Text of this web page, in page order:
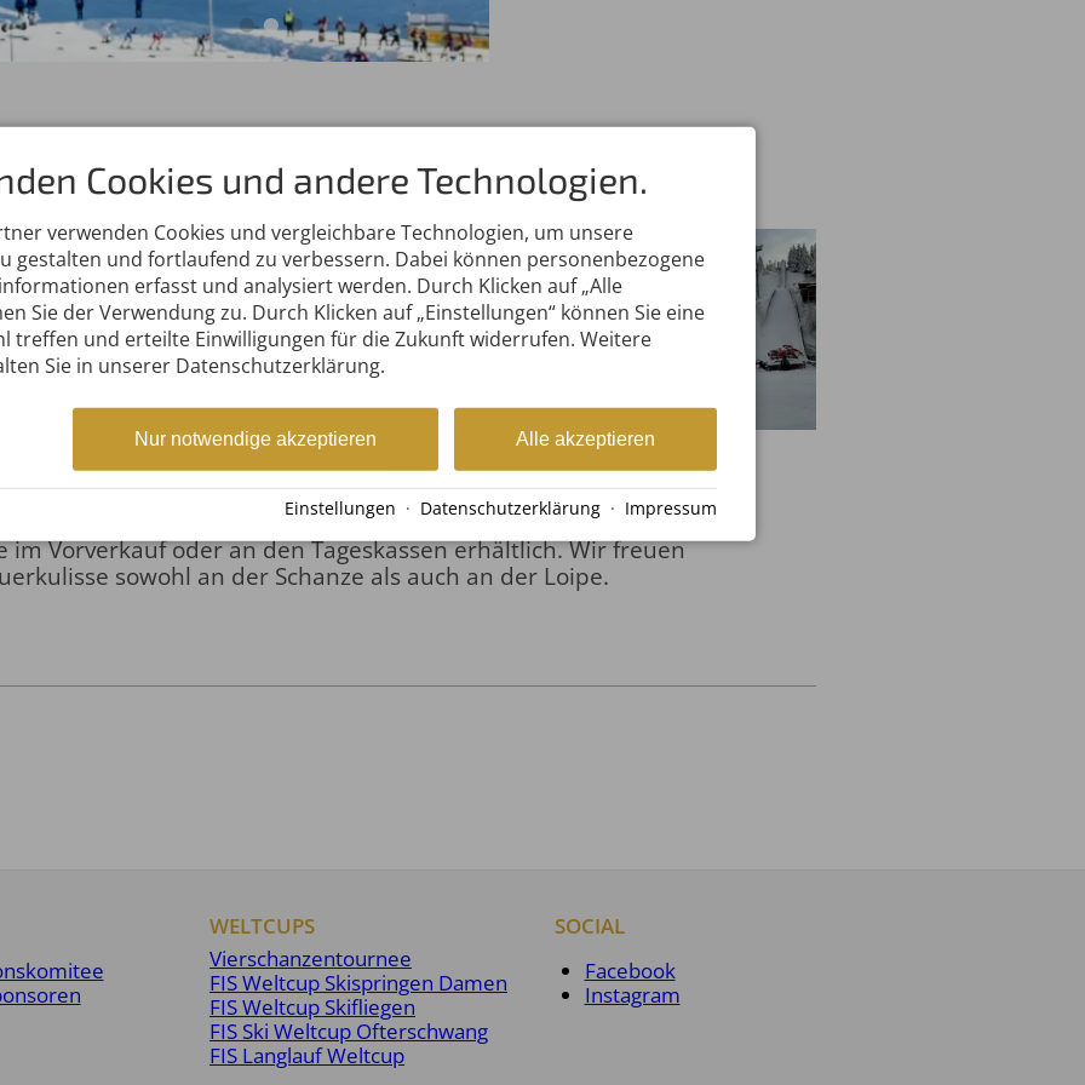
zum Weltcup
Stadien sorgen für den nötigen
und der FIS Weltcup Nordische
- 14.01.2024 in Oberstdorf. Sowohl die
auch das Nordic Zentrum präsentieren
Verhältnissen.
werden für hervorragende Verhältnisse
sorgen, und nicht nur bei den heimischen SC Oberstdorf
im Vorverkauf oder an den Tageskassen erhältlich. Wir freuen
sowohl an der Schanze als auch an der Loipe.
WELTCUPS
Vierschanzentournee
FIS Weltcup Skispringen Damen
FIS Weltcup Skifliegen
FIS Ski Weltcup Ofterschwang
FIS Langlauf Weltcup
SOCIAL
Facebook
Instagram
Cookies und andere Technologien.
verwenden Cookies und vergleichbare Technologien, um unsere
gestalten und fortlaufend zu verbessern. Dabei können personenbezogene
erfasst und analysiert werden. Durch Klicken auf „Alle
Sie der Verwendung zu. Durch Klicken auf „Einstellungen“ können Sie eine
treffen und erteilte Einwilligungen für die Zukunft widerrufen. Weitere
Sie in unserer Datenschutzerklärung.
Alle akzeptieren
Nur notwendige akzeptieren
Einstellungen · Datenschutzerklärung · Impressum